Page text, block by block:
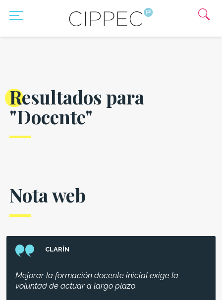
Resultados para
"Docente"
Nota web
CLARÍN
Mejorar la formación docente inicial exige la
voluntad de actuar a largo plazo.